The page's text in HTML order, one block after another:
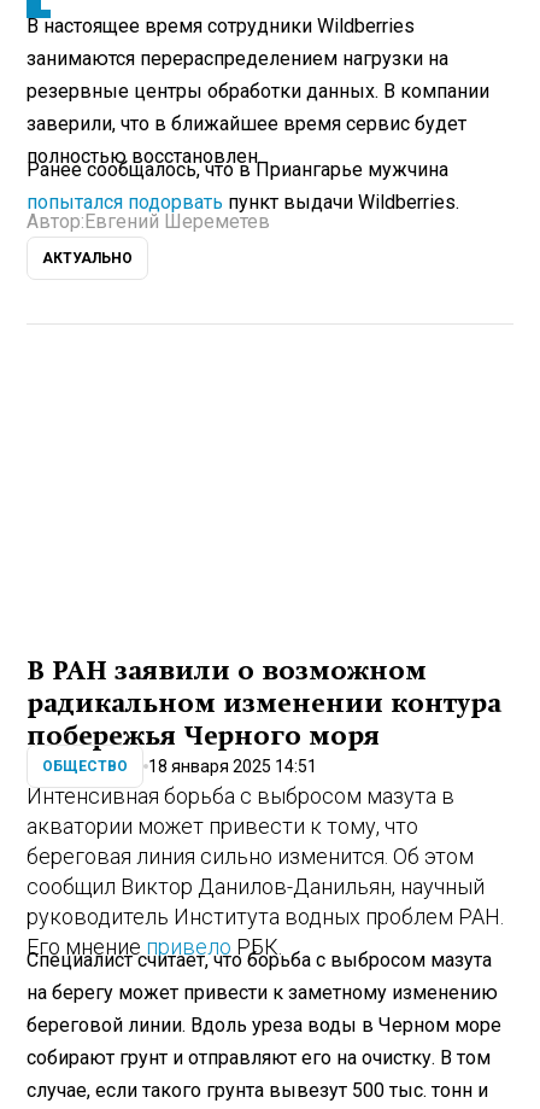
В настоящее время сотрудники Wildberries
занимаются перераспределением нагрузки на
резервные центры обработки данных. В компании
заверили, что в ближайшее время сервис будет
полностью восстановлен.
Ранее сообщалось, что в Приангарье мужчина
попытался подорвать пункт выдачи Wildberries.
Автор: Евгений Шереметев
АКТУАЛЬНО
В РАН заявили о возможном
радикальном изменении контура
побережья Черного моря
ОБЩЕСТВО 18 января 2025 14:51
Интенсивная борьба с выбросом мазута в
акватории может привести к тому, что
береговая линия сильно изменится. Об этом
сообщил Виктор Данилов-Данильян, научный
руководитель Института водных проблем РАН.
Его мнение привело РБК.
Специалист считает, что борьба с выбросом мазута
на берегу может привести к заметному изменению
береговой линии. Вдоль уреза воды в Черном море
собирают грунт и отправляют его на очистку. В том
случае, если такого грунта вывезут 500 тыс. тонн и